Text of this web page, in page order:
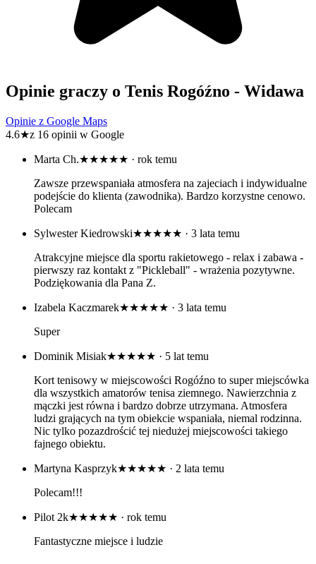
Opinie graczy o Tenis Rogóźno - Widawa
Opinie z Google Maps
4.6★z 16 opinii w Google
Marta Ch.★★★★★ · rok temu
Zawsze przewspaniała atmosfera na zajeciach i indywidualne
podejście do klienta (zawodnika). Bardzo korzystne cenowo.
Polecam
Sylwester Kiedrowski★★★★★ · 3 lata temu
Atrakcyjne miejsce dla sportu rakietowego - relax i zabawa -
pierwszy raz kontakt z "Pickleball" - wrażenia pozytywne.
Podziękowania dla Pana Z.
Izabela Kaczmarek★★★★★ · 3 lata temu
Super
Dominik Misiak★★★★★ · 5 lat temu
Kort tenisowy w miejscowości Rogóźno to super miejscówka
dla wszystkich amatorów tenisa ziemnego. Nawierzchnia z
mączki jest równa i bardzo dobrze utrzymana. Atmosfera
ludzi grających na tym obiekcie wspaniała, niemal rodzinna.
Nic tylko pozazdrościć tej niedużej miejscowości takiego
fajnego obiektu.
Martyna Kasprzyk★★★★★ · 2 lata temu
Polecam!!!
Pilot 2k★★★★★ · rok temu
Fantastyczne miejsce i ludzie